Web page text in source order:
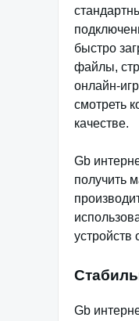
быстро
файлы,
онлайн-
смотреть
качестве.
Gb
получить
устройств
Gb